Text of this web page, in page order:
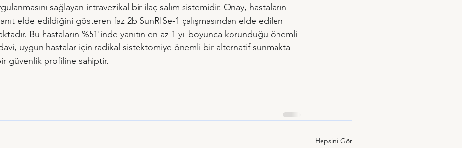
sağlayan intravezikal bir ilaç salım sistemidir. Onay, hastaların
elde edildiğini gösteren faz 2b SunRISe-1 çalışmasından elde edilen
Bu hastaların %51'inde yanıtın en az 1 yıl boyunca korunduğu önemli
uygun hastalar için radikal sistektomiye önemli bir alternatif sunmakta
güvenlik profiline sahiptir.
Hepsini Gör